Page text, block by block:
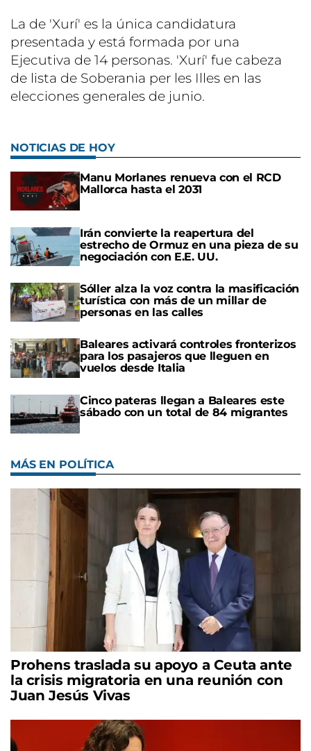
La de 'Xurí' es la única candidatura
presentada y está formada por una
Ejecutiva de 14 personas. 'Xurí' fue cabeza
de lista de Soberania per les Illes en las
elecciones generales de junio.
NOTICIAS DE HOY
Manu Morlanes renueva con el RCD
Mallorca hasta el 2031
Irán convierte la reapertura del
estrecho de Ormuz en una pieza de su
negociación con E.E. UU.
Sóller alza la voz contra la masificación
turística con más de un millar de
personas en las calles
Baleares activará controles fronterizos
para los pasajeros que lleguen en
vuelos desde Italia
Cinco pateras llegan a Baleares este
sábado con un total de 84 migrantes
MÁS EN POLÍTICA
Prohens traslada su apoyo a Ceuta ante
la crisis migratoria en una reunión con
Juan Jesús Vivas